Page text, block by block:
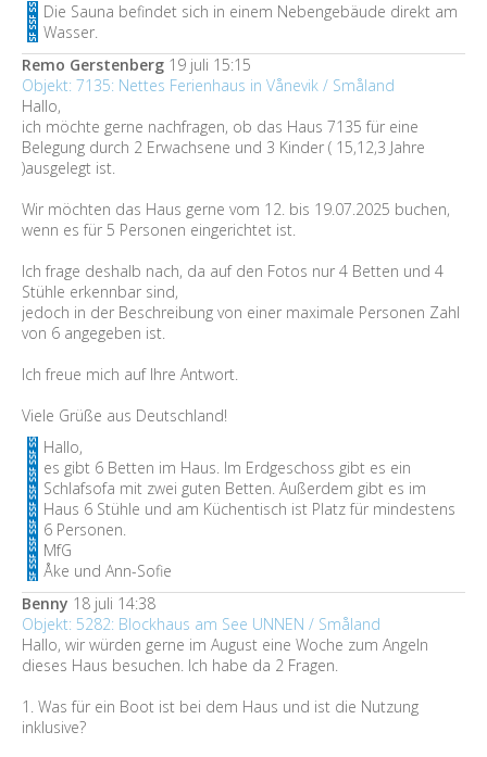
Die Sauna befindet sich in einem Nebengebäude direkt am
Wasser.
Remo Gerstenberg 19 juli 15:15
Objekt: 7135: Nettes Ferienhaus in Vånevik / Småland
Hallo,
ich möchte gerne nachfragen, ob das Haus 7135 für eine
Belegung durch 2 Erwachsene und 3 Kinder ( 15,12,3 Jahre
)ausgelegt ist.
Wir möchten das Haus gerne vom 12. bis 19.07.2025 buchen,
wenn es für 5 Personen eingerichtet ist.
Ich frage deshalb nach, da auf den Fotos nur 4 Betten und 4
Stühle erkennbar sind,
jedoch in der Beschreibung von einer maximale Personen Zahl
von 6 angegeben ist.
Ich freue mich auf Ihre Antwort.
Viele Grüße aus Deutschland!
Hallo,
es gibt 6 Betten im Haus. Im Erdgeschoss gibt es ein
Schlafsofa mit zwei guten Betten. Außerdem gibt es im
Haus 6 Stühle und am Küchentisch ist Platz für mindestens
6 Personen.
MfG
Åke und Ann-Sofie
Benny 18 juli 14:38
Objekt: 5282: Blockhaus am See UNNEN / Småland
Hallo, wir würden gerne im August eine Woche zum Angeln
dieses Haus besuchen. Ich habe da 2 Fragen.
1. Was für ein Boot ist bei dem Haus und ist die Nutzung
inklusive?